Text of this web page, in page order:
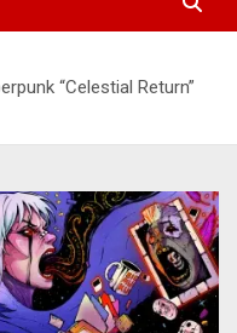
“Celestial Return”